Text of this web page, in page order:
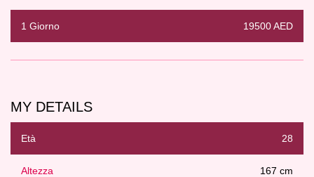
1 Giorno 19500 AED
MY DETAILS
Età 28
Altezza 167 cm